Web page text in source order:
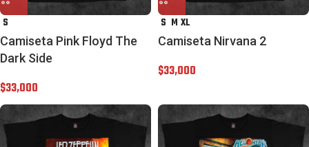
S
Camiseta Pink Floyd The
Dark Side
$33,000
S M XL
Camiseta Nirvana 2
$33,000